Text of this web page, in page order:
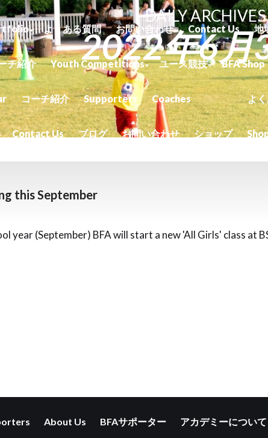
よくある質問 お問い合わせ Contact Us 地
チ紹介 Youth Competitions ユース競技 BFA Shop
コーチ紹介 Supporters Coaches よ
Contact Us ブログ お問い合わせ ショップ
DAILY ARCHIVES
2022年6月
this September
year (September) BFA will start a new 'All Girls' class at
About Us BFAサポーター アカデミーについて